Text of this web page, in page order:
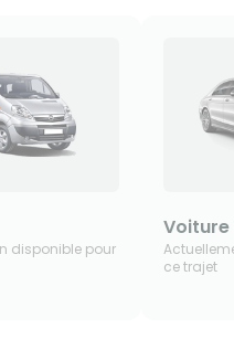
disponible pour
Voiture
ce trajet